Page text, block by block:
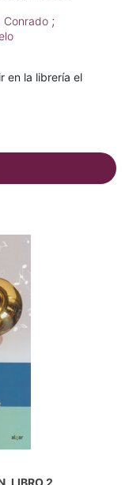
Conrado ;
en la librería el
LIBRO 2